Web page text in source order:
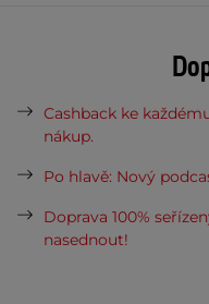
Cashback ke
nákup.
Po hlavě: Nový
Doprava 100%
nasednout!